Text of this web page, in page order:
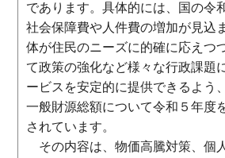
であります。具体的には、国の令
社会保障費や人件費の増加が見込
体が住民のニーズに的確に応えつ
て政策の強化など様々な行政課題
ービスを安定的に提供できるよう
一般財源総額について令和５年度
されています。
その内容は、物価高騰対策、個